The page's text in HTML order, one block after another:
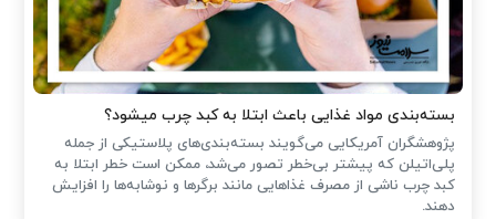
بسته‌بندی مواد غذایی باعث ابتلا به کبد چرب میشود؟
پژوهشگران آمریکایی می‌گویند بسته‌بندی‌های پلاستیکی از جمله
پلی‌اتیلن که پیشتر بی‌خطر تصور می‌شد، ممکن است خطر ابتلا به
کبد چرب ناشی از مصرف غذاهایی مانند برگرها و نوشابه‌ها را افزایش
دهند.